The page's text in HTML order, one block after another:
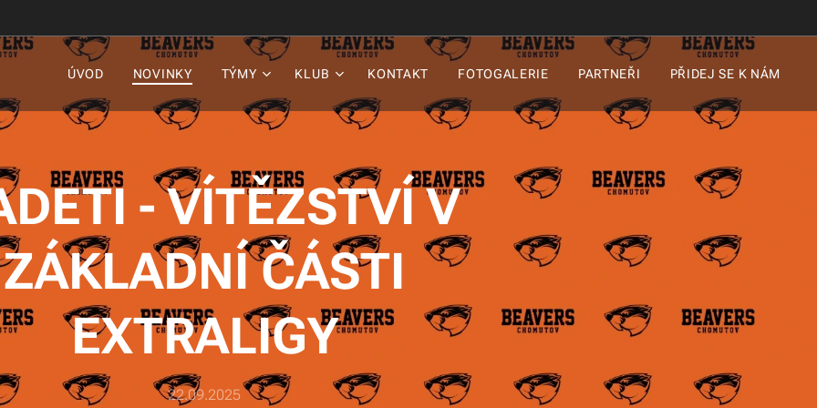
ÚVOD NOVINKY TÝMY KLUB KONTAKT FOTOGALERIE PARTNEŘI PŘIDEJ SE K NÁM
- VÍTĚZSTVÍ V
ZÁKLADNÍ ČÁSTI
EXTRALIGY
22.09.2025